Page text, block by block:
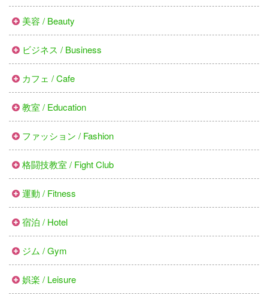
美容 / Beauty
ビジネス / Business
カフェ / Cafe
教室 / Education
ファッション / Fashion
格闘技教室 / Fight Club
運動 / Fitness
宿泊 / Hotel
ジム / Gym
娯楽 / Leisure